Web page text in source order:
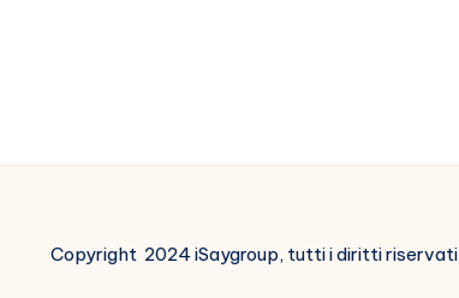
Copyright 2024 iSaygroup, tutti i diritti riservati